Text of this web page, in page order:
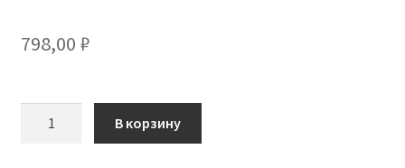
798,00 ₽
В корзину